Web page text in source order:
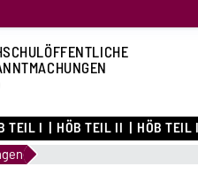
TEIL I HÖB TEIL II HÖB TEIL